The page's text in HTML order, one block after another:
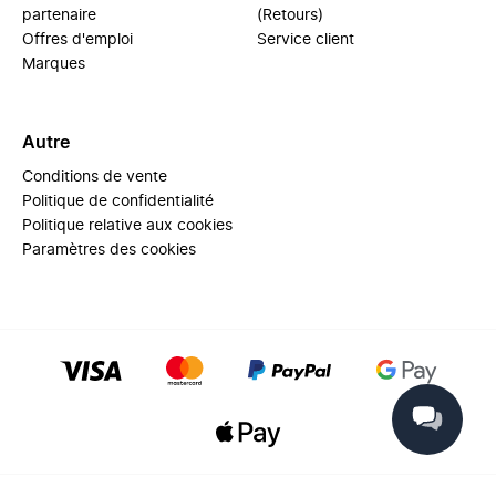
partenaire
Offres d'emploi
Marques
(Retours)
Service client
Autre
Conditions de vente
Politique de confidentialité
Politique relative aux cookies
Paramètres des cookies